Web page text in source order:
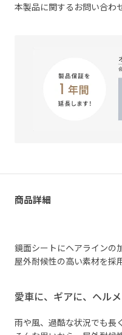
本製品に関するお問い合わ
商品詳細
鏡面シートにヘアラインの
屋外耐候性の高い素材を採
愛車に、ギアに、ヘルメ
雨や風、過酷な状況でも長